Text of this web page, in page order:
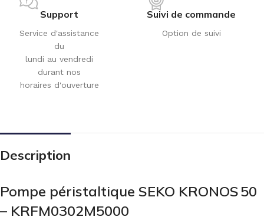
Support
Service d'assistance
du
lundi au vendredi
durant nos
horaires d'ouverture
Suivi de commande
Option de suivi
Description
Pompe péristaltique SEKO KRONOS 50
– KRFM0302M5000